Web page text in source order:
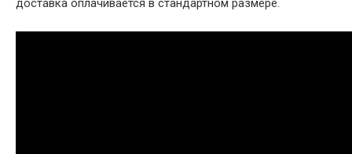
доставка оплачивается в стандартном размере.